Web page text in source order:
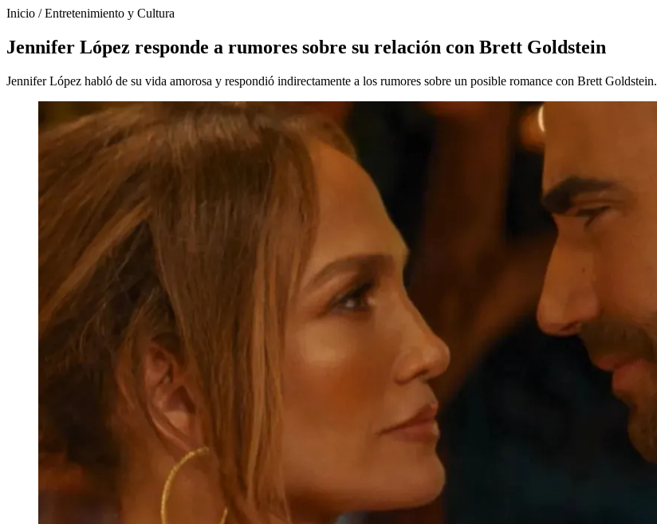
Inicio /Entretenimiento y Cultura
Jennifer López responde a rumores sobre su relación con Brett Goldstein
Jennifer López habló de su vida amorosa y respondió indirectamente a los rumores sobre un posible romance con Brett Goldstein.